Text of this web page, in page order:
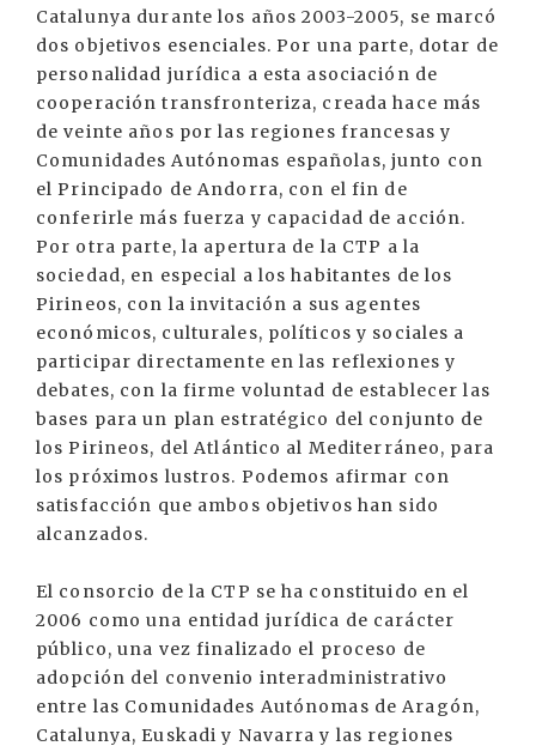
Catalunya durante los años 2003-2005, se marcó
dos objetivos esenciales. Por una parte, dotar de
personalidad jurídica a esta asociación de
cooperación transfronteriza, creada hace más
de veinte años por las regiones francesas y
Comunidades Autónomas españolas, junto con
el Principado de Andorra, con el fin de
conferirle más fuerza y capacidad de acción.
Por otra parte, la apertura de la CTP a la
sociedad, en especial a los habitantes de los
Pirineos, con la invitación a sus agentes
económicos, culturales, políticos y sociales a
participar directamente en las reflexiones y
debates, con la firme voluntad de establecer las
bases para un plan estratégico del conjunto de
los Pirineos, del Atlántico al Mediterráneo, para
los próximos lustros. Podemos afirmar con
satisfacción que ambos objetivos han sido
alcanzados.
El consorcio de la CTP se ha constituido en el
2006 como una entidad jurídica de carácter
público, una vez finalizado el proceso de
adopción del convenio interadministrativo
entre las Comunidades Autónomas de Aragón,
Catalunya, Euskadi y Navarra y las regiones